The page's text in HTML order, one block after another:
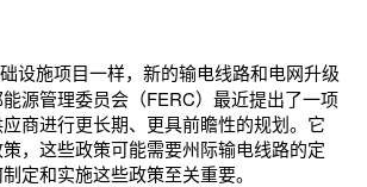
设施项目一样，新的输电线路和电网升级
源管理委员会（FERC）最近提出了一项
商进行更长期、更具前瞻性的规划。它
，这些政策可能需要州际输电线路的定
定和实施这些政策至关重要。